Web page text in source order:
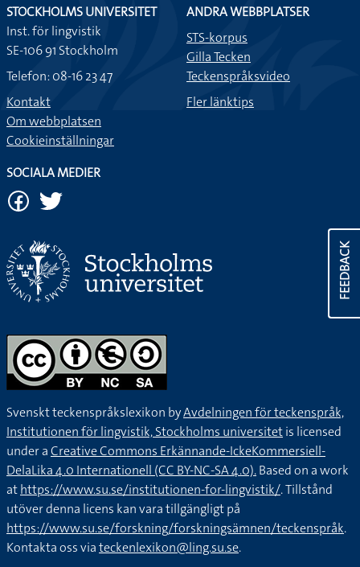
FEEDBACK
STOCKHOLMS UNIVERSITET
Inst. för lingvistik
SE-106 91 Stockholm
Telefon: 08-16 23 47
Kontakt
Om webbplatsen
Cookieinställningar
ANDRA WEBBPLATSER
STS-korpus
Gilla Tecken
Teckenspråksvideo
Fler länktips
SOCIALA MEDIER
Svenskt teckenspråkslexikon byAvdelningen för teckenspråk,
Institutionen för lingvistik, Stockholms universitetis licensed
under aCreative Commons Erkännande-IckeKommersiell-
DelaLika 4.0 Internationell (CC BY-NC-SA 4.0).Based on a work
athttps://www.su.se/institutionen-for-lingvistik/. Tillstånd
utöver denna licens kan vara tillgängligt på
https://www.su.se/forskning/forskningsämnen/teckenspråk.
Kontakta oss viateckenlexikon@ling.su.se.